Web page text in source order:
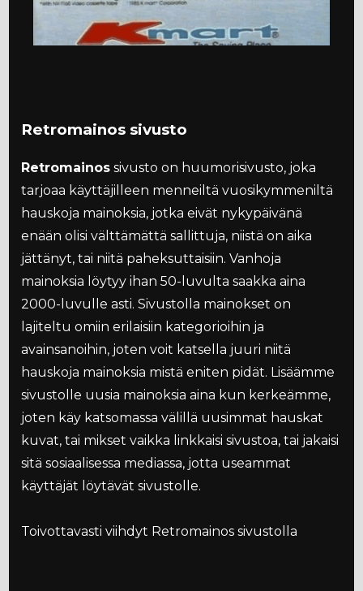
Retromainos sivusto
Retromainos sivusto on huumorisivusto, joka
tarjoaa käyttäjilleen menneiltä vuosikymmeniltä
hauskoja mainoksia, jotka eivät nykypäivänä
enään olisi välttämättä sallittuja, niistä on aika
jättänyt, tai niitä paheksuttaisiin. Vanhoja
mainoksia löytyy ihan 50-luvulta saakka aina
2000-luvulle asti. Sivustolla mainokset on
lajiteltu omiin erilaisiin kategorioihin ja
avainsanoihin, joten voit katsella juuri niitä
hauskoja mainoksia mistä eniten pidät. Lisäämme
sivustolle uusia mainoksia aina kun kerkeämme,
joten käy katsomassa välillä uusimmat hauskat
kuvat, tai mikset vaikka linkkaisi sivustoa, tai jakaisi
sitä sosiaalisessa mediassa, jotta useammat
käyttäjät löytävät sivustolle.
Toivottavasti viihdyt Retromainos sivustolla